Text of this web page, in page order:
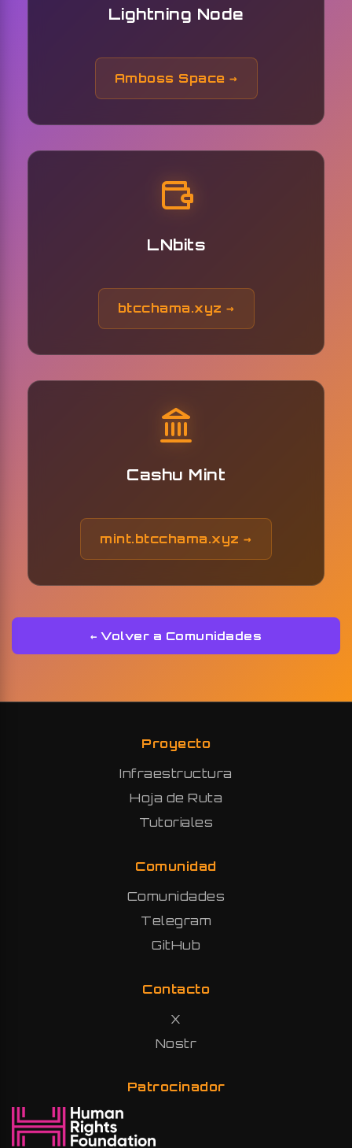
Lightning Node
Amboss Space →
LNbits
btcchama.xyz →
Cashu Mint
mint.btcchama.xyz →
← Volver a Comunidades
Proyecto
Infraestructura
Hoja de Ruta
Tutoriales
Comunidad
Comunidades
Telegram
GitHub
Contacto
X
Nostr
Patrocinador